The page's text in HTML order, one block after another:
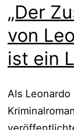
„Der
von
ist ein
Als Leonardo